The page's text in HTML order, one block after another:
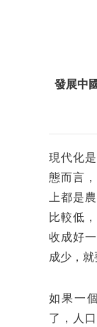
發展中
現代化
態而言
上都是
比較低
收成好
成少，就
如果一
了，人